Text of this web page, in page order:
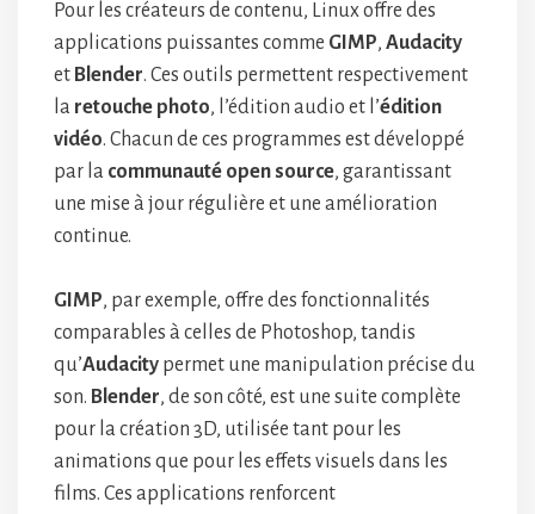
Pour les créateurs de contenu, Linux offre des
applications puissantes comme GIMP, Audacity
et Blender. Ces outils permettent respectivement
la retouche photo, l’édition audio et l’édition
vidéo. Chacun de ces programmes est développé
par la communauté open source, garantissant
une mise à jour régulière et une amélioration
continue.
GIMP, par exemple, offre des fonctionnalités
comparables à celles de Photoshop, tandis
qu’Audacity permet une manipulation précise du
son. Blender, de son côté, est une suite complète
pour la création 3D, utilisée tant pour les
animations que pour les effets visuels dans les
films. Ces applications renforcent